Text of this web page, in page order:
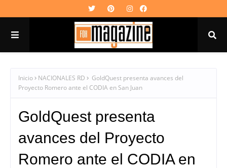
Inicio NACIONALES RD
GoldQuest presenta avances del
Proyecto Romero ante el CODIA en San Juan
GoldQuest presenta
avances del Proyecto
Romero ante el CODIA en